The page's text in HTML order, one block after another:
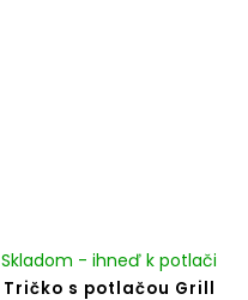
Tričko s potlačou Grill
Skladom - ihneď k potlači